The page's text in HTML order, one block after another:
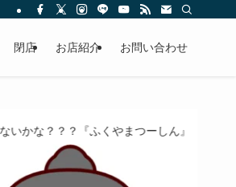
閉店 お店紹介 お問い合わせ
くやまつーしん』でちょっとしたバイト、